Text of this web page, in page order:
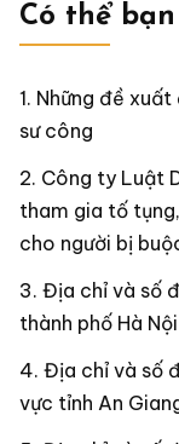
Có thể
Những đề
sư công
Công ty Luật
tham gia tố
cho người bị
Địa chỉ và số
thành phố Hà Nội
Địa chỉ và số
vực tỉnh An